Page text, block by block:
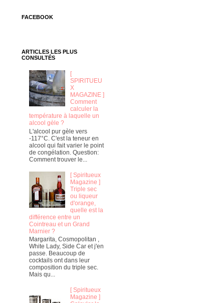
FACEBOOK
ARTICLES LES PLUS
CONSULTÉS
[
SPIRITUEU
X
MAGAZINE ]
Comment
calculer la
température à laquelle un
alcool gèle ?
L'alcool pur gèle vers
-117°C. C'est la teneur en
alcool qui fait varier le point
de congélation. Question:
Comment trouver le...
[ Spiritueux
Magazine ]
Triple sec
ou liqueur
d'orange,
quelle est la
différence entre un
Cointreau et un Grand
Marnier ?
Margarita, Cosmopolitan ,
White Lady, Side Car et j'en
passe. Beaucoup de
cocktails ont dans leur
composition du triple sec.
Mais qu...
[ Spiritueux
Magazine ]